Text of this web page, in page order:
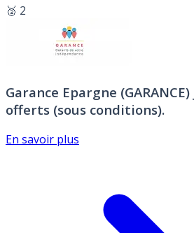
🥈 2
Garance Epargne (GARANCE)
offerts (sous conditions).
En savoir plus